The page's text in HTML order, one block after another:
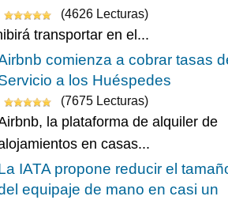
(4626 Lecturas)
transportar en el...
comienza a cobrar tasas
a los Huéspedes
(7675 Lecturas)
la plataforma de alquiler de
en casas...
IATA propone reducir el
equipaje de mano en casi un